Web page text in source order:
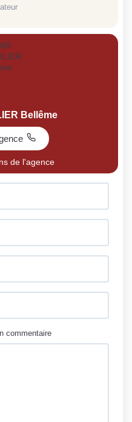
Bellême
de l'agence
commentaire